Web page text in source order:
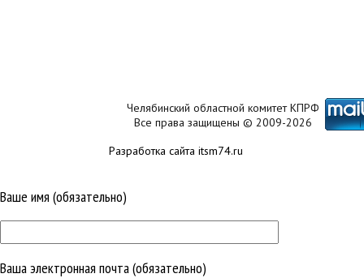
Челябинский областной комитет КПРФ
Все права защищены © 2009-2026
Разработка сайта itsm74.ru
Ваше имя (обязательно)
Ваша электронная почта (обязательно)